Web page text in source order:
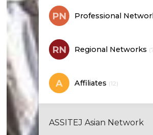
PN Professional
RN Regional Networks
A Affiliates (12)
Al-Harah Theater
ASSITEJ Angola
ASSITEJ Armenia
ASSITEJ Asian Network